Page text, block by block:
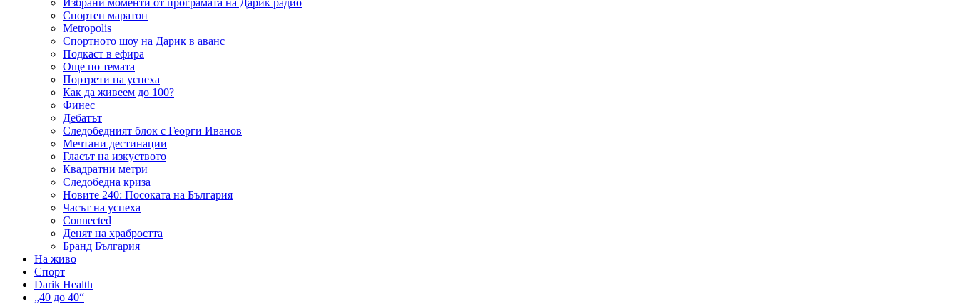
Избрани моменти от програмата на Дарик радио
Спортен маратон
Metropolis
Спортното шоу на Дарик в аванс
Подкаст в ефира
Още по темата
Портрети на успеха
Как да живеем до 100?
Финес
Дебатът
Следобедният блок с Георги Иванов
Мечтани дестинации
Гласът на изкуството
Квадратни метри
Следобедна криза
Новите 240: Посоката на България
Часът на успеха
Connected
Денят на храбростта
Бранд България
На живо
Спорт
Darik Health
„40 до 40“